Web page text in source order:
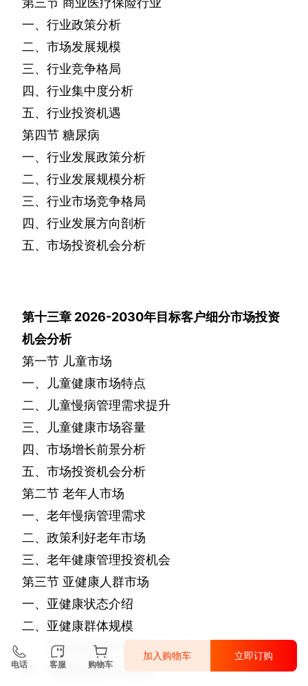
一、行业政策分析
二、市场发展规模
三、行业竞争格局
四、行业集中度分析
五、行业投资机遇
第四节 糖尿病
一、行业发展政策分析
二、行业发展规模分析
三、行业市场竞争格局
四、行业发展方向剖析
五、市场投资机会分析
第十三章 2026-2030年目标客户细分市场投资
机会分析
第一节 儿童市场
一、儿童健康市场特点
二、儿童慢病管理需求提升
三、儿童健康市场容量
四、市场增长前景分析
五、市场投资机会分析
第二节 老年人市场
一、老年慢病管理需求
二、政策利好老年市场
三、老年健康管理投资机会
第三节 亚健康人群市场
一、亚健康状态介绍
二、亚健康群体规模
三、亚健康服务产业链
四、亚健康服务市场需求
电话 客服 购物车
加入购物车 立即订购